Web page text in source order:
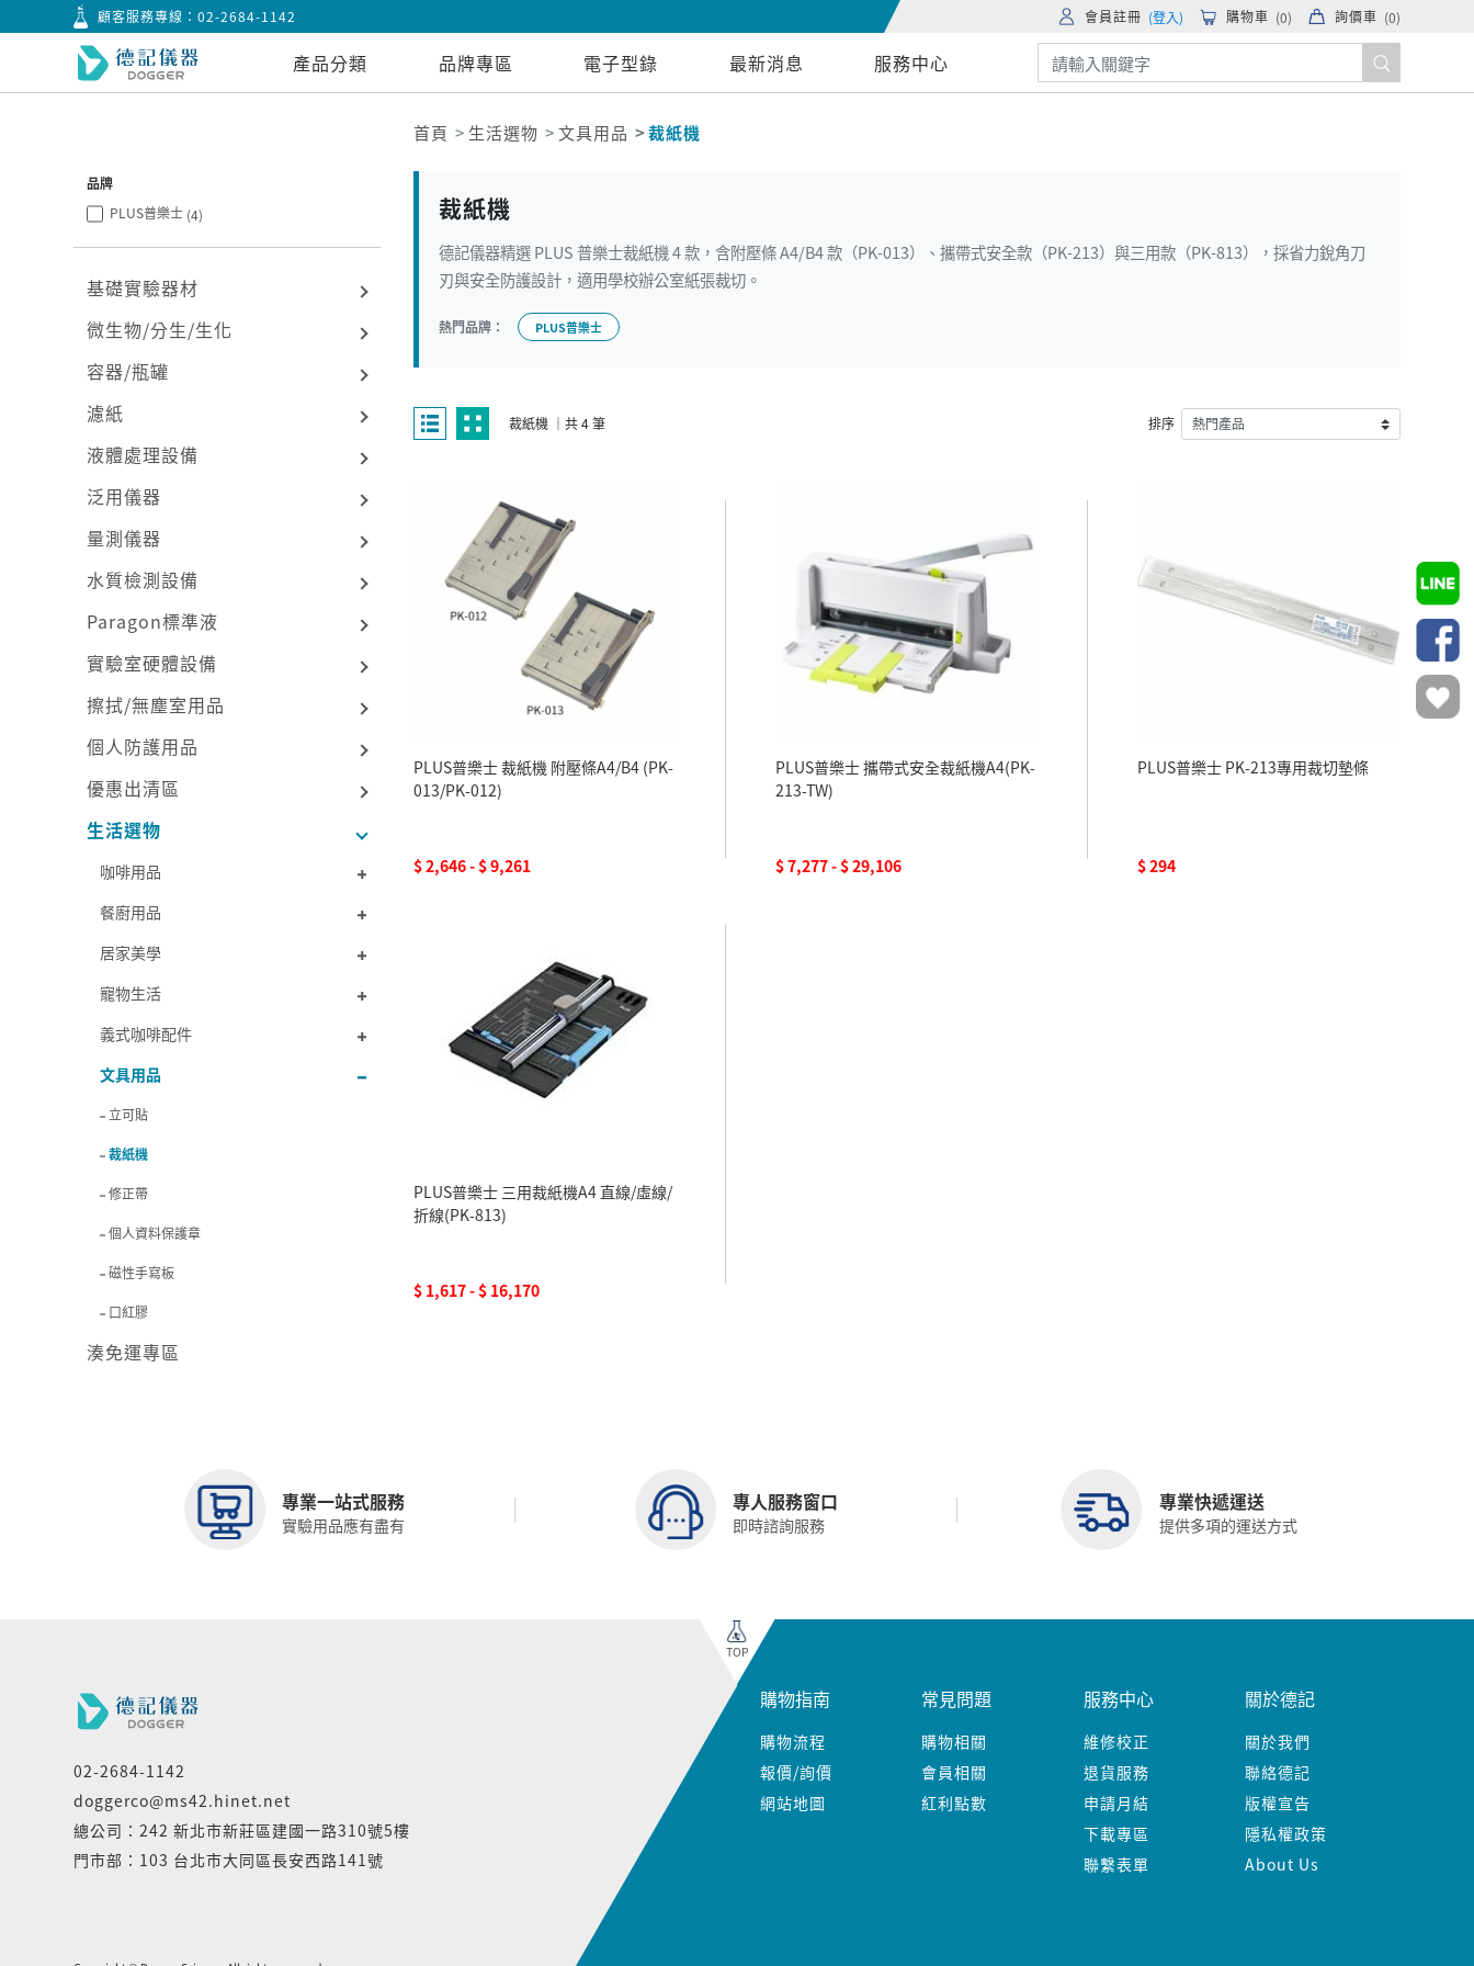
顧客服務專線：02-2684-1142 會員註冊 (登入) 購物車 (0) 詢價車 (0)
產品分類 品牌專區 電子型錄 最新消息 服務中心
首頁 生活選物 文具用品 裁紙機
品牌
PLUS普樂士 (4)
基礎實驗器材
微生物/分生/生化
容器/瓶罐
濾紙
液體處理設備
泛用儀器
量測儀器
水質檢測設備
Paragon標準液
實驗室硬體設備
擦拭/無塵室用品
個人防護用品
優惠出清區
生活選物
咖啡用品
餐廚用品
居家美學
寵物生活
義式咖啡配件
文具用品
立可貼
裁紙機
修正帶
個人資料保護章
磁性手寫板
口紅膠
湊免運專區
裁紙機
德記儀器精選 PLUS 普樂士裁紙機 4 款，含附壓條 A4/B4 款（PK-013）、攜帶式安全款（PK-213）與三用款（PK-813），採省力銳角刀
刃與安全防護設計，適用學校辦公室紙張裁切。
熱門品牌： PLUS普樂士
裁紙機 ｜共 4 筆 排序
PLUS普樂士 裁紙機 附壓條A4/B4 (PK-
013/PK-012)
$ 2,646 - $ 9,261
PLUS普樂士 攜帶式安全裁紙機A4(PK-
213-TW)
$ 7,277 - $ 29,106
PLUS普樂士 PK-213專用裁切墊條
$ 294
PLUS普樂士 三用裁紙機A4 直線/虛線/
折線(PK-813)
$ 1,617 - $ 16,170
專業一站式服務
實驗用品應有盡有
專人服務窗口
即時諮詢服務
專業快遞運送
提供多項的運送方式
TOP
02-2684-1142
doggerco@ms42.hinet.net
總公司：242 新北市新莊區建國一路310號5樓
門市部：103 台北市大同區長安西路141號
購物指南
購物流程
報價/詢價
網站地圖
常見問題
購物相關
會員相關
紅利點數
服務中心
維修校正
退貨服務
申請月結
下載專區
聯繫表單
關於德記
關於我們
聯絡德記
版權宣告
隱私權政策
About Us